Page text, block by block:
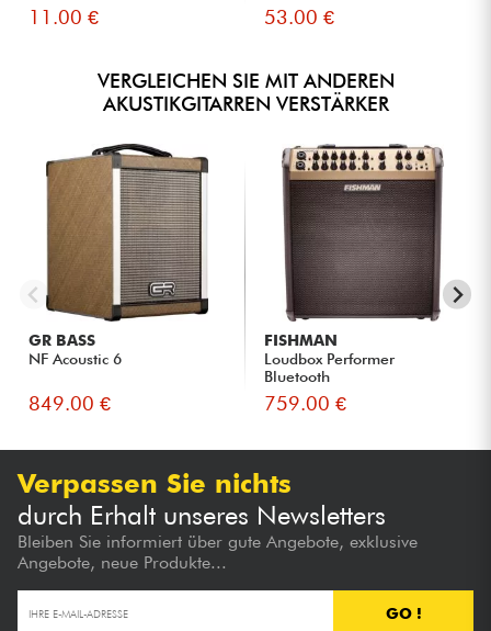
11.00 € 53.00 €
VERGLEICHEN SIE MIT ANDEREN
AKUSTIKGITARREN VERSTÄRKER
GR BASS
NF Acoustic 6
849.00 €
FISHMAN
Loudbox Performer
Bluetooth
759.00 €
Verpassen Sie nichts
durch Erhalt unseres Newsletters
Bleiben Sie informiert über gute Angebote, exklusive
Angebote, neue Produkte...
GO !